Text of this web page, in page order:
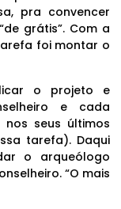
pra convencer
grátis”. Com a
foi montar o
o projeto e
e cada
seus últimos
tarefa). Daqui
o arqueólogo
“O mais